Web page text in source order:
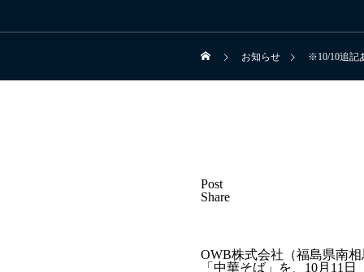
お知らせ ※10/10追記
Post
Share
OWB株式会社（福島県南
「中華そば」を、10月11